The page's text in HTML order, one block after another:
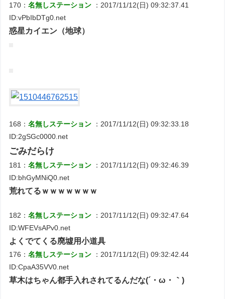
170：名無しステーション
：2017/11/12(日) 09:32:37.41
ID:vPbIbDTg0.net
惑星カイエン（地球）
168：名無しステーション
：2017/11/12(日) 09:32:33.18
ID:2gSGc0000.net
ごみだらけ
181：名無しステーション
：2017/11/12(日) 09:32:46.39
ID:bhGyMNiQ0.net
荒れてるｗｗｗｗｗｗｗ
182：名無しステーション
：2017/11/12(日) 09:32:47.64
ID:WFEVsAPv0.net
よくでてくる廃墟用小道具
176：名無しステーション
：2017/11/12(日) 09:32:42.44
ID:CpaA35VV0.net
草木はちゃん都手入れされてるんだな(´・ω・｀)